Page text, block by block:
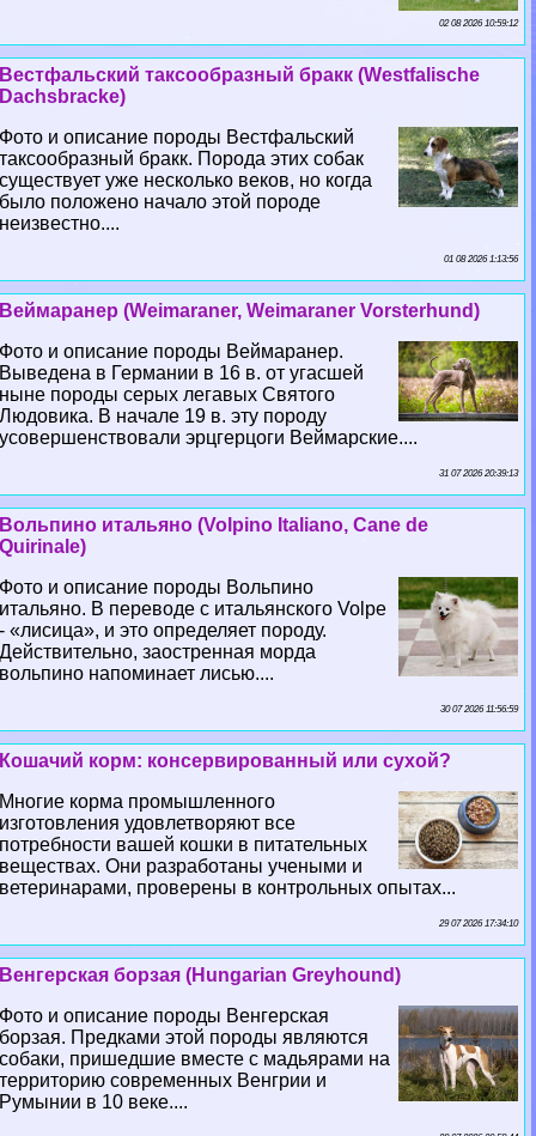
02 08 2026 10:59:12
Вестфальский таксообразный бpaкк (Westfalische
Dachsbracke)
Фото и описание породы Вестфальский
таксообразный бpaкк. Порода этих собак
существует уже несколько веков, но когда
было положено начало этой породе
неизвестно....
01 08 2026 1:13:56
Веймаранер (Weimaraner, Weimaraner Vorsterhund)
Фото и описание породы Веймаранер.
Выведена в Германии в 16 в. от угасшей
ныне породы серых легавых Святого
Людовика. В начале 19 в. эту породу
усовершенствовали эрцгерцоги Веймарские....
31 07 2026 20:39:13
Вольпино итальяно (Volpino Italiano, Cane de
Quirinale)
Фото и описание породы Вольпино
итальяно. В переводе с итальянского Volpe
- «лисица», и это определяет породу.
Действительно, заостренная морда
вольпино напоминает лисью....
30 07 2026 11:56:59
Кошачий корм: консервированный или сухой?
Многие корма промышленного
изготовления удовлетворяют все
потребности вашей кошки в питательных
веществах. Они разработаны учеными и
ветеринарами, проверены в контрольных опытах...
29 07 2026 17:34:10
Венгерская борзая (Hungarian Greyhound)
Фото и описание породы Венгерская
борзая. Предками этой породы являются
собаки, пришедшие вместе с мадьярами на
территорию современных Венгрии и
Румынии в 10 веке....